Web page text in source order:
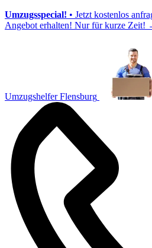
Umzugsspecial! • Jetzt kostenlos
Angebot erhalten! Nur für kurze Zeit!
Umzugshelfer Flensburg